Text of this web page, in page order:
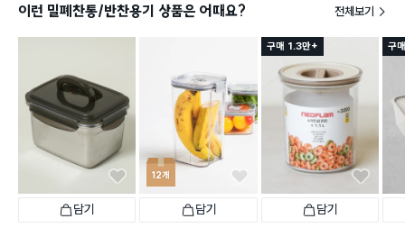
이런 밀폐찬통/반찬용기 상품은 어때요? 전체보기
담기
12개
담기
구매 1.3만+
담기
구